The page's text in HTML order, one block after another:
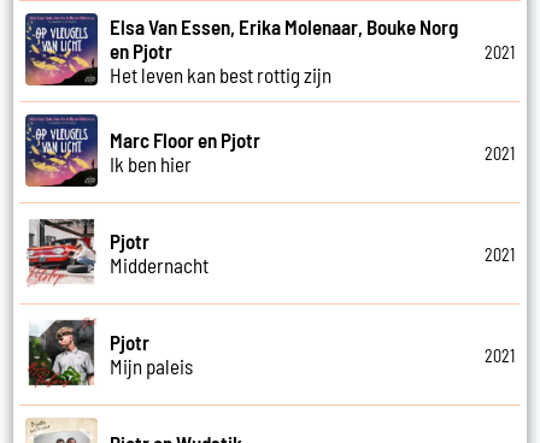
Elsa Van Essen, Erika Molenaar, Bouke Norg
en Pjotr
Het leven kan best rottig zijn
2021
Marc Floor en Pjotr
Ik ben hier
2021
Pjotr
Middernacht
2021
Pjotr
Mijn paleis
2021